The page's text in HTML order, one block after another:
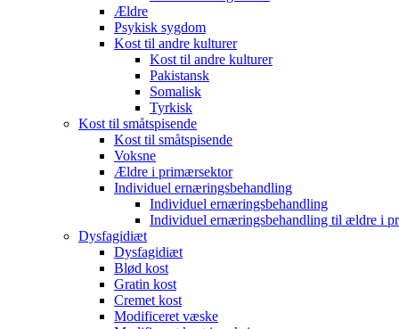
Ældre
Psykisk sygdom
Kost til andre kulturer
Kost til andre kulturer
Pakistansk
Somalisk
Tyrkisk
Kost til småtspisende
Kost til småtspisende
Voksne
Ældre i primærsektor
Individuel ernæringsbehandling
Individuel ernæringsbehandling
Individuel ernæringsbehandling til ældre i
Dysfagidiæt
Dysfagidiæt
Blød kost
Gratin kost
Cremet kost
Modificeret væske